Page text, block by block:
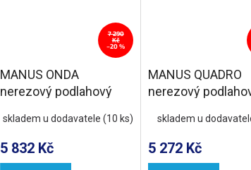
7 290
Kč
–20 %
MANUS ONDA
nerezový podlahový
DN50
skladem u dodavatele(10 ks)
5 832 Kč
MANUS QUADRO
nerezový
DN50
skladem u
5 272 Kč